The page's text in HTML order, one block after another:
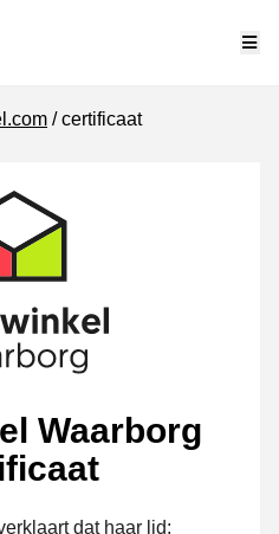
certificaat
Waarborg
dat haar lid: